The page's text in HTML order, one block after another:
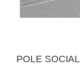
POLE